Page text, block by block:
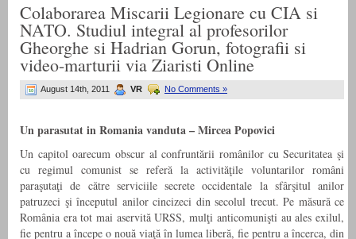
Colaborarea Miscarii Legionare cu CIA si
NATO. Studiul integral al profesorilor
Gheorghe si Hadrian Gorun, fotografii si
video-marturii via Ziaristi Online
August 14th, 2011 VR No Comments »
Un parasutat in Romania vanduta – Mircea Popovici
Un capitol oarecum obscur al confruntării românilor cu Securitatea şi
cu regimul comunist se referă la activităţile voluntarilor români
paraşutaţi de către serviciile secrete occidentale la sfârşitul anilor
patruzeci şi începutul anilor cincizeci din secolul trecut. Pe măsură ce
România era tot mai aservită URSS, mulţi anticomunişti au ales exilul,
fie pentru a începe o nouă viaţă în lumea liberă, fie pentru a încerca, din